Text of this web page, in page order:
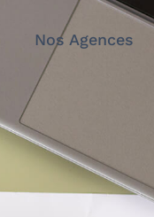
Nos Agences